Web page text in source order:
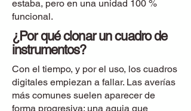
estaba, pero en una unidad 100 %
funcional.
¿Por qué clonar un cuadro de
instrumentos?
Con el tiempo, y por el uso, los cuadros
digitales empiezan a fallar. Las averías
más comunes suelen aparecer de
forma progresiva: una aguja que